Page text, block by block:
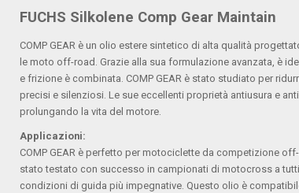
FUCHS Silkolene Comp Gear Maintain
COMP GEAR è un olio estere sintetico di alta qualità
le moto off-road. Grazie alla sua formulazione avanzata, è
e frizione è combinata. COMP GEAR è stato studiato per
precisi e silenziosi. Le sue eccellenti proprietà antiusura e
prolungando la vita del motore.
Applicazioni:
COMP GEAR è perfetto per motociclette da competizione
stato testato con successo in campionati di motocross a
condizioni di guida più impegnative. Questo olio è